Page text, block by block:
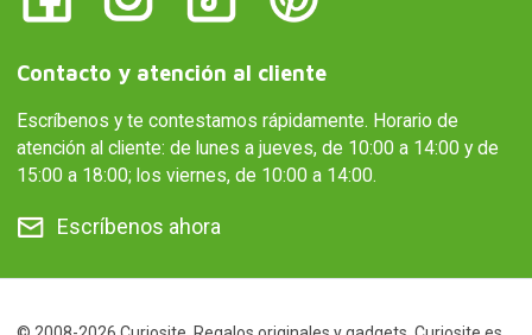
Contacto y atención al cliente
Escríbenos y te contestamos rápidamente. Horario de
atención al cliente: de lunes a jueves, de 10:00 a 14:00 y de
15:00 a 18:00; los viernes, de 10:00 a 14:00.
Escríbenos ahora